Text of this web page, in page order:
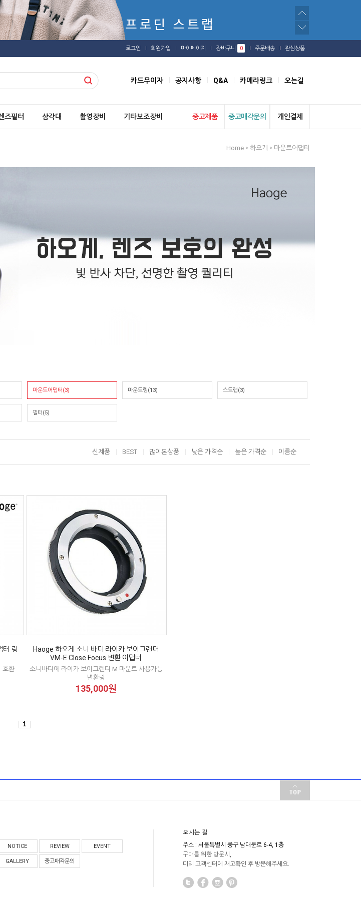
로그인 회원가입 마이페이지 장바구니 0 주문배송 관심상품
카드무이자 공지사항 Q&A 카메라링크 오는길
즈필터 삼각대 촬영장비 기타보조장비 중고제품 중고매각문의 개인결제
Home > 하오게 > 마운트어댑터
마운트어댑터(3) 마운트링(13) 스트랩(3)
필터(5)
신제품 BEST 많이본상품 낮은 가격순 높은 가격순 이름순
터 링
호환
Haoge 하오게 소니 바디 라이카 보이그랜더
VM-E Close Focus 변환 어댑터
소니바디에 라이카 보이그렌더 M 마운트 사용가능
변환링
135,000원
1
NOTICE REVIEW EVENT
GALLERY 중고매각문의
오시는 길
주소 : 서울특별시 중구 남대문로 6-4, 1층
구매를 위한 방문시,
미리 고객센터에 재고확인 후 방문해주세요.